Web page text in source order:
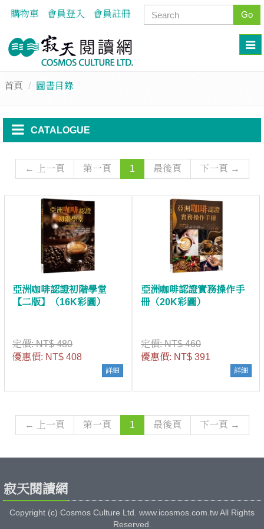
Go
購物車 會員登入 會員註冊
首頁 圖書目錄
CATALOGUE
← 上一頁 第一頁 1 最後頁 下一頁 →
亞洲咖啡認證初階學堂
【二版】（16K彩圖）
定價:NT$ 480
優惠價: NT$ 408
詳細
亞洲咖啡認證實務操作手
冊（20K彩圖）
定價:NT$ 460
優惠價: NT$ 391
詳細
← 上一頁 第一頁 1 最後頁 下一頁 →
寂天閱讀網
Copyright (c) Cosmos Culture Ltd. www.icosmos.com.tw All Rights
Reserved.